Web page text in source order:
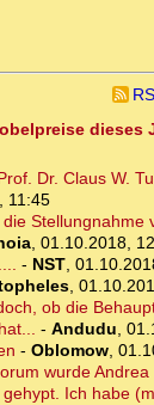
dieses
Dr. Claus W.
11:45
Stellungnahme
, 01.10.2018,
- NST,
,
ob die
- Andudu,
- Oblomow,
wurde
Ich habe